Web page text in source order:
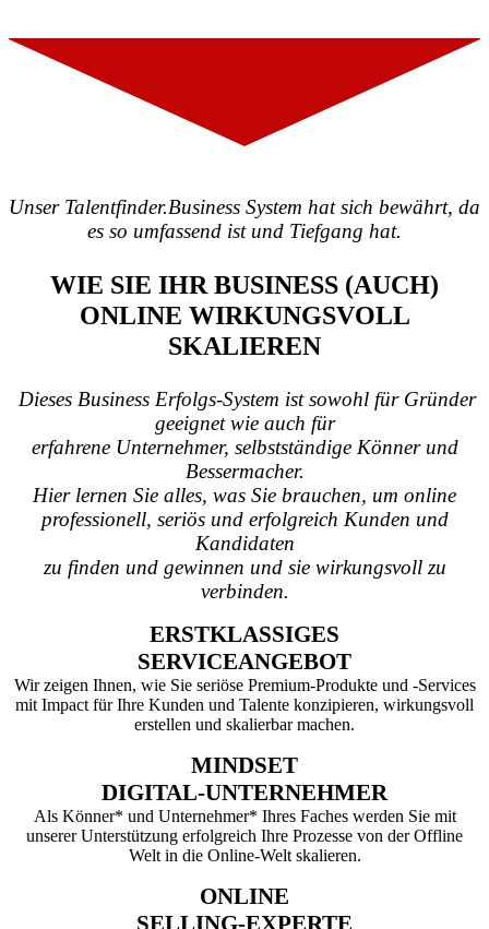
Unser Talentfinder.Business System hat sich bewährt, da
es so umfassend ist und Tiefgang hat.
WIE SIE IHR BUSINESS (AUCH)
ONLINE WIRKUNGSVOLL
SKALIEREN
​ Dieses Business Erfolgs-System ist sowohl für Gründer
geeignet wie auch für
erfahrene Unternehmer, selbstständige Könner und
Bessermacher.
Hier lernen Sie alles, was Sie brauchen, um online
professionell, seriös und erfolgreich Kunden und
Kandidaten
zu finden und gewinnen und sie wirkungsvoll zu
verbinden.
ERSTKLASSIGES
SERVICEANGEBOT
Wir zeigen Ihnen, wie Sie seriöse Premium-Produkte und -Services
mit Impact für Ihre Kunden und Talente konzipieren, wirkungsvoll
erstellen und skalierbar machen.
MINDSET
DIGITAL-UNTERNEHMER
Als Könner* und Unternehmer* Ihres Faches werden Sie mit
unserer Unterstützung erfolgreich Ihre Prozesse von der Offline
Welt in die Online-Welt skalieren.
ONLINE
SELLING-EXPERTE